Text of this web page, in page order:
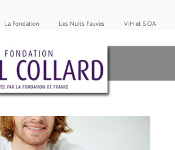
La Fondation Les Nuits Fauves VIH et SIDA